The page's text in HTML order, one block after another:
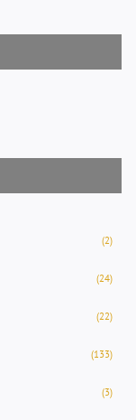
(2)
(24)
(22)
(133)
(3)